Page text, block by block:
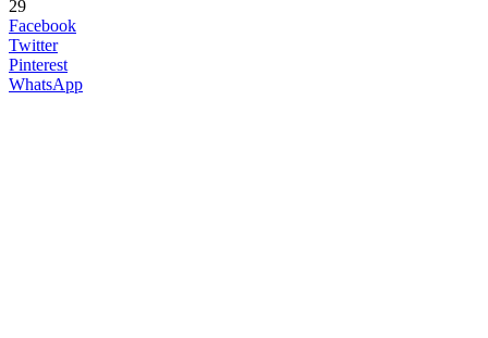
29
Facebook
Twitter
Pinterest
WhatsApp